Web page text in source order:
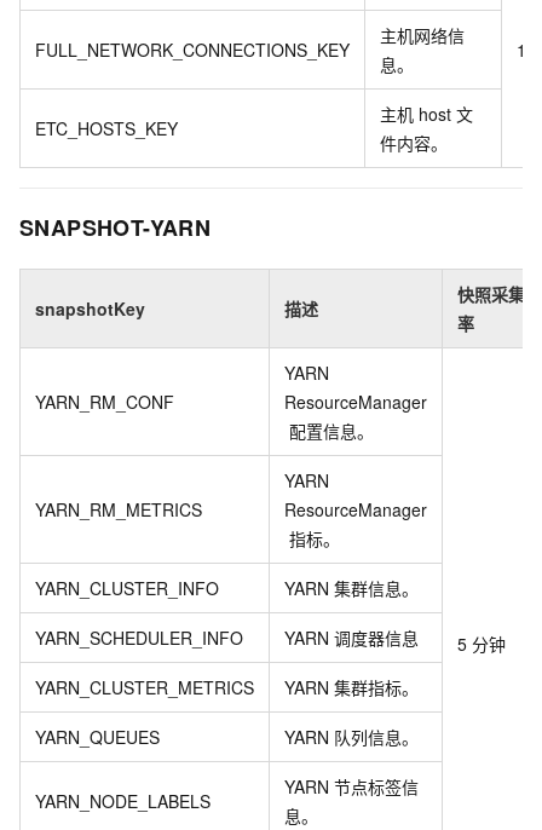
1
FULL_NETWORK_CONNECTIONS_KEY
主机网络信
息。
ETC_HOSTS_KEY
主机 host 文
件内容。
SNAPSHOT-YARN
snapshotKey 描述
快照采集频
率
YARN_RM_CONF
YARN
ResourceManager
配置信息。
5 分钟
YARN_RM_METRICS
YARN
ResourceManager
指标。
YARN_CLUSTER_INFO YARN 集群信息。
YARN_SCHEDULER_INFO YARN 调度器信息
YARN_CLUSTER_METRICS YARN 集群指标。
YARN_QUEUES YARN 队列信息。
YARN_NODE_LABELS
YARN 节点标签信
息。